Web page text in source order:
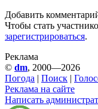
Добавить
Чтобы стать
зарегистрироваться.
Реклама
© dm, 2000—2026
Погода | Поиск |
Реклама на сайте
Написать